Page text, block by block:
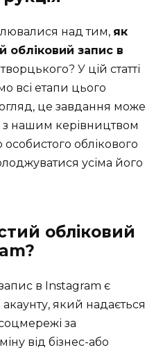
над тим, як
обліковий запис в
У цій статті
всі етапи цього
це завдання може
нашим керівництвом
облікового
усіма його
обліковий
в Instagram є
який надається
за
від бізнес-або